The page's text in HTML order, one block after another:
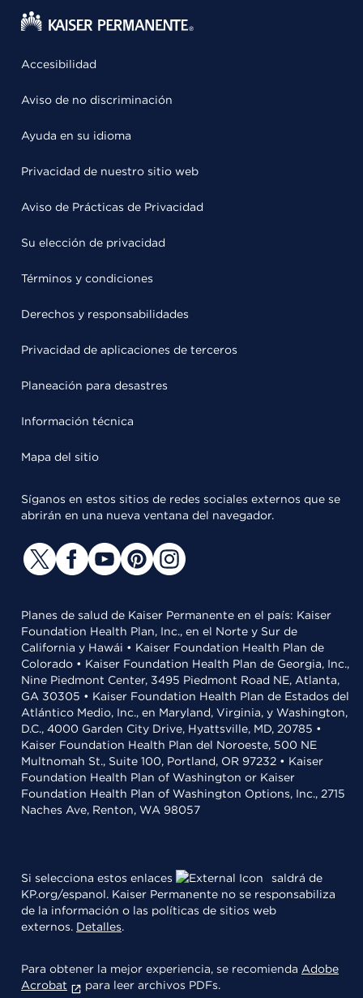
Accesibilidad
Aviso de no discriminación
Ayuda en su idioma
Privacidad de nuestro sitio web
Aviso de Prácticas de Privacidad
Su elección de privacidad
Términos y condiciones
Derechos y responsabilidades
Privacidad de aplicaciones de terceros
Planeación para desastres
Información técnica
Mapa del sitio
Síganos en estos sitios de redes sociales externos que se
abrirán en una nueva ventana del navegador.
Planes de salud de Kaiser Permanente en el país: Kaiser
Foundation Health Plan, Inc., en el Norte y Sur de
California y Hawái • Kaiser Foundation Health Plan de
Colorado • Kaiser Foundation Health Plan de Georgia, Inc.,
Nine Piedmont Center, 3495 Piedmont Road NE, Atlanta,
GA 30305 • Kaiser Foundation Health Plan de Estados del
Atlántico Medio, Inc., en Maryland, Virginia, y Washington,
D.C., 4000 Garden City Drive, Hyattsville, MD, 20785 •
Kaiser Foundation Health Plan del Noroeste, 500 NE
Multnomah St., Suite 100, Portland, OR 97232 • Kaiser
Foundation Health Plan of Washington or Kaiser
Foundation Health Plan of Washington Options, Inc., 2715
Naches Ave, Renton, WA 98057
Si selecciona estos enlaces
saldrá de
KP.org/espanol. Kaiser Permanente no se responsabiliza
de la información o las políticas de sitios web
externos. Detalles.
Para obtener la mejor experiencia, se recomienda Adobe
Acrobat
para leer archivos PDFs.